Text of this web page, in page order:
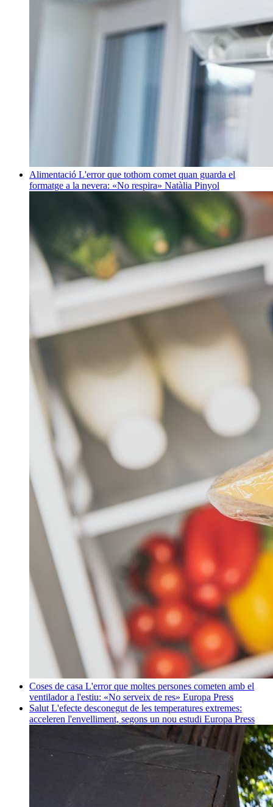
Alimentació L'error que tothom comet quan guarda el
formatge a la nevera: «No respira» Natàlia Pinyol
Coses de casa L'error que moltes persones cometen amb el
ventilador a l'estiu: «No serveix de res» Europa Press
Salut L'efecte desconegut de les temperatures extremes:
acceleren l'envelliment, segons un nou estudi Europa Press